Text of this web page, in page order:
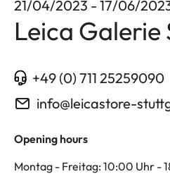
21/04/2023 - 17/06/
Leica
+49 (0) 711 25259090
info@leicastore-
Opening hours
Montag - Freitag: 10:00 Uhr -